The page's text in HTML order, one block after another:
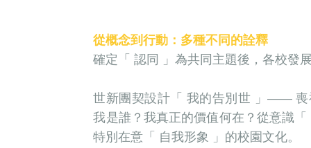
從概念到行動：多種不同的詮釋
確定「 認同 」為共同主題後，各校發
世新團契設計「 我的告別世 」—— 喪
我是誰？我真正的價值何在？從意識
特別在意「 自我形象 」的校園文化。